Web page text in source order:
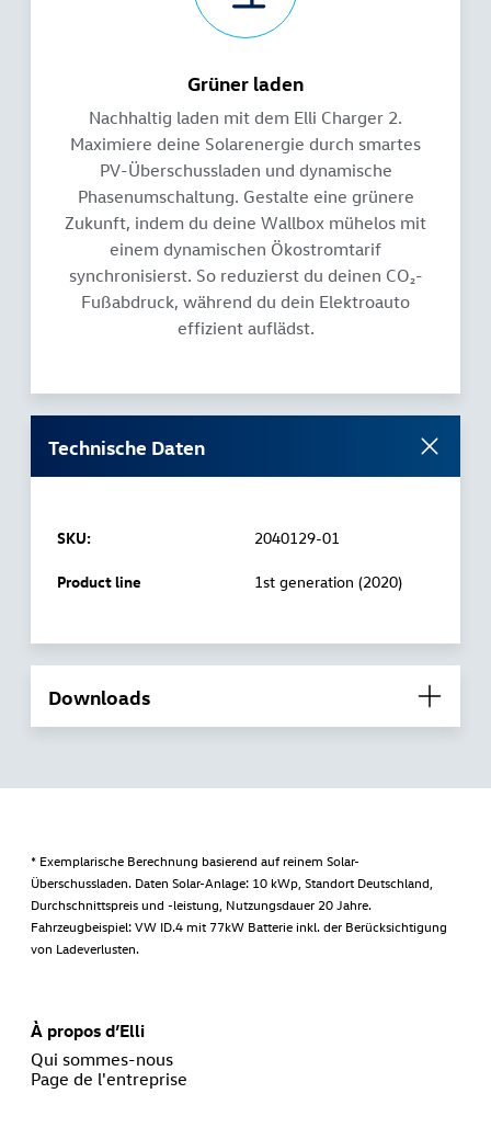
Grüner laden
Nachhaltig laden mit dem Elli Charger 2.
Maximiere deine Solarenergie durch smartes
PV-Überschussladen und dynamische
Phasenumschaltung. Gestalte eine grünere
Zukunft, indem du deine Wallbox mühelos mit
einem dynamischen Ökostromtarif
synchronisierst. So reduzierst du deinen CO₂-
Fußabdruck, während du dein Elektroauto
effizient auflädst.
Technische Daten
SKU: 2040129-01
Product line 1st generation (2020)
Downloads
* Exemplarische Berechnung basierend auf reinem Solar-
Überschussladen. Daten Solar-Anlage: 10 kWp, Standort Deutschland,
Durchschnittspreis und -leistung, Nutzungsdauer 20 Jahre.
Fahrzeugbeispiel: VW ID.4 mit 77kW Batterie inkl. der Berücksichtigung
von Ladeverlusten.
À propos d’Elli
Qui sommes-nous
Page de l'entreprise